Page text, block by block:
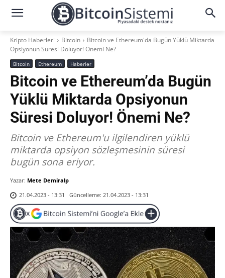
Kripto Haberleri Bitcoin
Bitcoin ve Ethereum'da Bugün Yüklü Miktarda
Opsiyonun Süresi Doluyor! Önemi Ne?
Bitcoin Ethereum Haberler
Bitcoin ve Ethereum’da Bugün
Yüklü Miktarda Opsiyonun
Süresi Doluyor! Önemi Ne?
Bitcoin ve Ethereum'u ilgilendiren yüklü
miktarda opsiyon sözleşmesinin süresi
bugün sona eriyor.
Yazar: Mete Demiralp
21.04.2023 - 13:31
Güncelleme: 21.04.2023 - 13:31